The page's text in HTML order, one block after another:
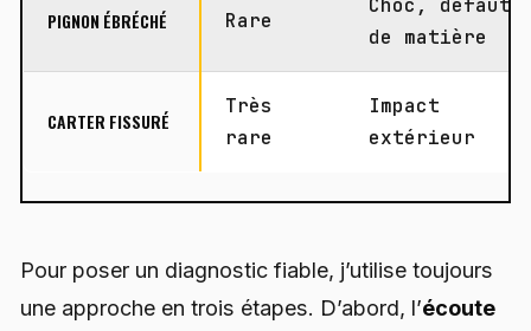
PIGNON ÉBRÉCHÉ Rare
Choc, défaut
de matière
CARTER FISSURÉ
Très
rare
Impact
extérieur
Pour poser un diagnostic fiable, j’utilise toujours
une approche en trois étapes. D’abord, l’écoute